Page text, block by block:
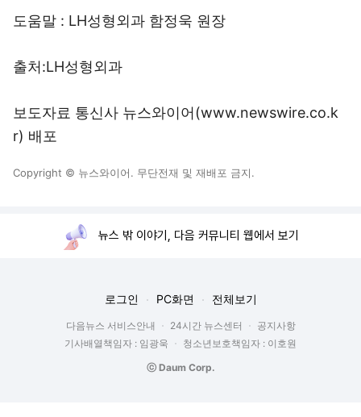
도움말 : LH성형외과 함정욱 원장
출처:LH성형외과
보도자료 통신사 뉴스와이어(www.newswire.co.k
r) 배포
Copyright © 뉴스와이어. 무단전재 및 재배포 금지.
뉴스 밖 이야기, 다음 커뮤니티 웹에서 보기
로그인 PC화면 전체보기
다음뉴스 서비스안내 24시간 뉴스센터
공지사항
기사배열책임자 : 임광욱
청소년보호책임자 : 이호원
ⓒ Daum Corp.